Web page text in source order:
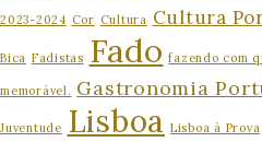
2023-2024 Cor Cultura Cultura
Bica Fadistas Fado fazendo com
memorável. Gastronomia
Juventude Lisboa Lisboa à Prova